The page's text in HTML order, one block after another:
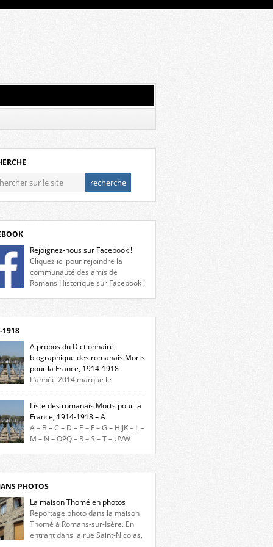
Rejoignez-nous sur Facebook !
Cliquez ici pour rejoindre la
communauté des amis de
Romans Historique sur Facebook !
1918
A propos du Dictionnaire
biographique des romanais Morts
pour la France, 1914-1918
L’année 2014 marque le
du début de la Première Guerre
et ce dictionnaire biographique veut
hommage aux romanais Morts pour la
durant ce conflit. La base de cette
historique est constituée des noms
sur les plaques commémoratives de
de Ville, du lycée du Dauphiné et du lycée
Liste des romanais Morts pour la
France, 1914-1918 – A
A – B – C – D – E – F – G – HIJK – L –
M – N – OPQ – R – S – T – UVW
lettre. Liste des romanais […]
PHOTOS
La maison Thomé en photos
Reportage photo dans la maison
Thomé à Romans-sur-Isère. En
entrant dans la rue Saint-Nicolas,